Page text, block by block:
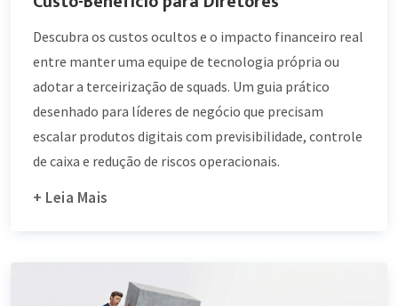
Descubra os custos ocultos e o impacto financeiro real
entre manter uma equipe de tecnologia própria ou
adotar a terceirização de squads. Um guia prático
desenhado para líderes de negócio que precisam
escalar produtos digitais com previsibilidade, controle
de caixa e redução de riscos operacionais.
+ Leia Mais